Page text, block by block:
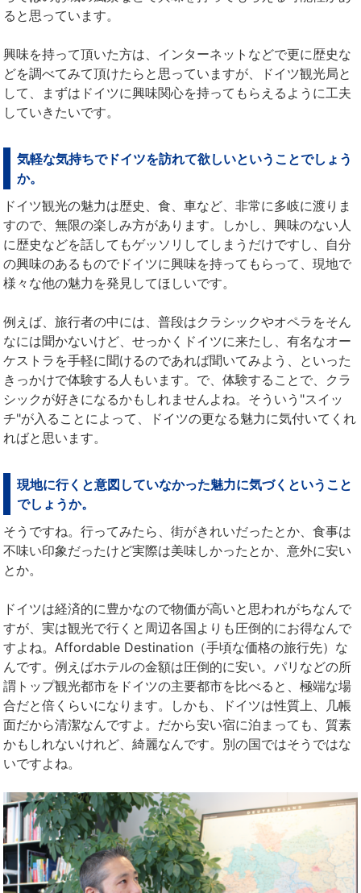
ると思っています。
興味を持って頂いた方は、インターネットなどで更に歴史な
どを調べてみて頂けたらと思っていますが、ドイツ観光局と
して、まずはドイツに興味関心を持ってもらえるように工夫
していきたいです。
気軽な気持ちでドイツを訪れて欲しいということでしょう
か。
ドイツ観光の魅力は歴史、食、車など、非常に多岐に渡りま
すので、無限の楽しみ方があります。しかし、興味のない人
に歴史などを話してもゲッソリしてしまうだけですし、自分
の興味のあるものでドイツに興味を持ってもらって、現地で
様々な他の魅力を発見してほしいです。
例えば、旅行者の中には、普段はクラシックやオペラをそん
なには聞かないけど、せっかくドイツに来たし、有名なオー
ケストラを手軽に聞けるのであれば聞いてみよう、といった
きっかけで体験する人もいます。で、体験することで、クラ
シックが好きになるかもしれませんよね。そういう"スイッ
チ"が入ることによって、ドイツの更なる魅力に気付いてくれ
ればと思います。
現地に行くと意図していなかった魅力に気づくということ
でしょうか。
そうですね。行ってみたら、街がきれいだったとか、食事は
不味い印象だったけど実際は美味しかったとか、意外に安い
とか。
ドイツは経済的に豊かなので物価が高いと思われがちなんで
すが、実は観光で行くと周辺各国よりも圧倒的にお得なんで
すよね。Affordable Destination（手頃な価格の旅行先）な
んです。例えばホテルの金額は圧倒的に安い。パリなどの所
謂トップ観光都市をドイツの主要都市を比べると、極端な場
合だと倍くらいになります。しかも、ドイツは性質上、几帳
面だから清潔なんですよ。だから安い宿に泊まっても、質素
かもしれないけれど、綺麗なんです。別の国ではそうではな
いですよね。